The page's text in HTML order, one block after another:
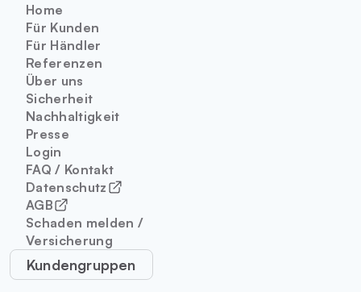
Home
Für Kunden
Für Händler
Referenzen
Über uns
Sicherheit
Nachhaltigkeit
Presse
Login
FAQ / Kontakt
Datenschutz
AGB
Schaden melden /
Versicherung
Kundengruppen